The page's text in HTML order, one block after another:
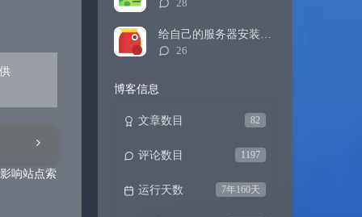
响站点索
数：
28
给自己的服务器安装探针
评
26
博客信息
82
文章数目
1197
评论数目
7年160天
运行天数